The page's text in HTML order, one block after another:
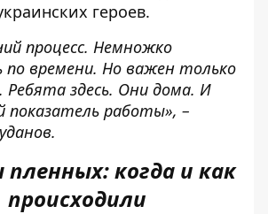
героев.
процесс. Немножко
по времени. Но важен только
Ребята здесь. Они дома. И
показатель работы», –
когда и как
происходили